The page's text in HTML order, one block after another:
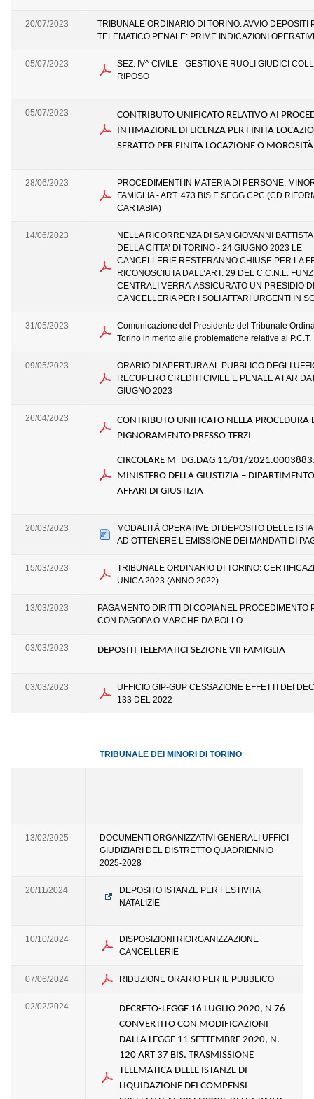
20/07/2023
TRIBUNALE ORDINARIO DI TORINO: AVVIO DEPOSITI
TELEMATICO PENALE: PRIME INDICAZIONI
05/07/2023
SEZ. IV^ CIVILE - GESTIONE RUOLI GIUDICI
RIPOSO
05/07/2023
CONTRIBUTO UNIFICATO RELATIVO AI
INTIMAZIONE DI LICENZA PER FINITA
SFRATTO PER FINITA LOCAZIONE O MOROSITÀ
28/06/2023
PROCEDIMENTI IN MATERIA DI PERSONE,
FAMIGLIA - ART. 473 BIS E SEGG CPC (CD
CARTABIA)
14/06/2023
NELLA RICORRENZA DI SAN GIOVANNI
DELLA CITTA’ DI TORINO - 24 GIUGNO 2023 LE
CANCELLERIE RESTERANNO CHIUSE PER LA
RICONOSCIUTA DALL’ART. 29 DEL C.C.N.L.
CENTRALI VERRA’ ASSICURATO UN PRESIDIO DI
CANCELLERIA PER I SOLI AFFARI URGENTI IN
31/05/2023
Comunicazione del Presidente del Tribunale
Torino in merito alle problematiche relative al P.C.T.
09/05/2023
ORARIO DI APERTURA AL PUBBLICO DEGLI
RECUPERO CREDITI CIVILE E PENALE A FAR
GIUGNO 2023
26/04/2023
CONTRIBUTO UNIFICATO NELLA PROCEDURA
PIGNORAMENTO PRESSO TERZI
CIRCOLARE M_DG.DAG 11/01/
MINISTERO DELLA GIUSTIZIA –
AFFARI DI GIUSTIZIA
20/03/2023
MODALITÀ OPERATIVE DI DEPOSITO DELLE
AD OTTENERE L’EMISSIONE DEI MANDATI DI
15/03/2023
TRIBUNALE ORDINARIO DI TORINO:
UNICA 2023 (ANNO 2022)
13/03/2023
PAGAMENTO DIRITTI DI COPIA NEL PROCEDIMENTO
CON PAGOPA O MARCHE DA BOLLO
03/03/2023 DEPOSITI TELEMATICI SEZIONE VII FAMIGLIA
03/03/2023
UFFICIO GIP-GUP CESSAZIONE EFFETTI DEI
133 DEL 2022
TRIBUNALE DEI MINORI DI TORINO
13/02/2025
DOCUMENTI ORGANIZZATIVI GENERALI UFFICI
GIUDIZIARI DEL DISTRETTO QUADRIENNIO
2025-2028
20/11/2024
DEPOSITO ISTANZE PER FESTIVITA’
NATALIZIE
10/10/2024
DISPOSIZIONI RIORGANIZZAZIONE
CANCELLERIE
07/06/2024 RIDUZIONE ORARIO PER IL PUBBLICO
02/02/2024
DECRETO-LEGGE 16 LUGLIO 2020, N 76
CONVERTITO CON MODIFICAZIONI
DALLA LEGGE 11 SETTEMBRE 2020, N.
120 ART 37 BIS. TRASMISSIONE
TELEMATICA DELLE ISTANZE DI
LIQUIDAZIONE DEI COMPENSI